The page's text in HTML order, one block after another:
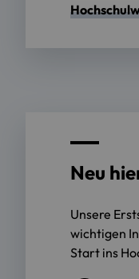
Neu
Unsere
wichtigen
Start ins